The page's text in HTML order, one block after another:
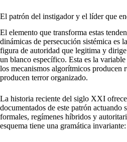
El patrón del instigador y el líder que
El elemento que transforma estas
dinámicas de persecución sistémica es
figura de autoridad que legitima y
un blanco específico. Esta es la
los mecanismos algorítmicos producen
producen terror organizado.
La historia reciente del siglo XXI
documentados de este patrón actuando
formales, regímenes híbridos y
esquema tiene una gramática invariante: